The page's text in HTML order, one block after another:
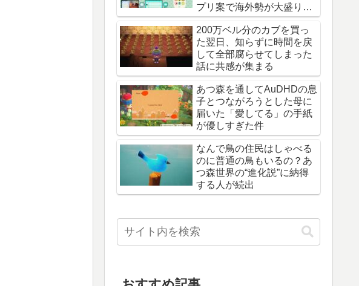
プリ案で海外勢が大盛り上
がり
200万ベル分のカブを買っ
た翌日、知らずに時間を戻
して全部腐らせてしまった
話に共感が集まる
あつ森を通してAuDHDの息
子とつながろうとした母に
届いた「愛してる」の手紙
が優しすぎた件
なんで鳥の住民はしゃべる
のに普通の鳥もいるの？あ
つ森世界の“進化説”に納得
する人が続出